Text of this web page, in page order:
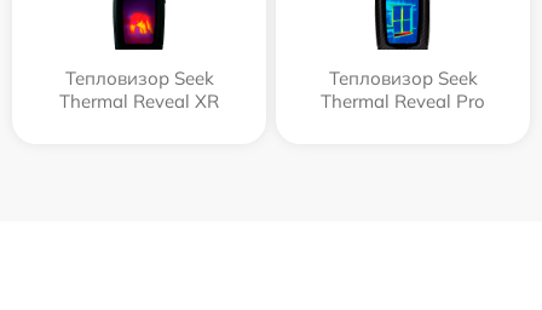
Тепловизор Seek
Thermal Reveal XR
Тепловизор Seek
Thermal Reveal Pro